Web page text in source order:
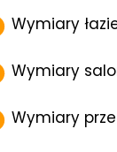
Wymiary
Wymiary
Wymiary